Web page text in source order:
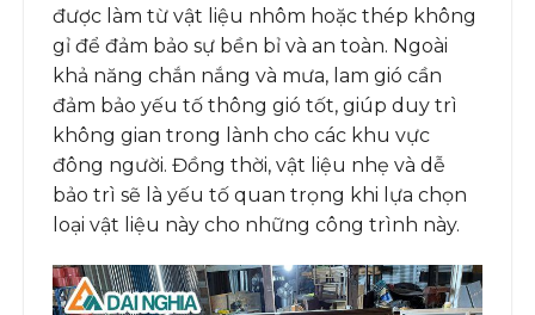
được làm từ vật liệu nhôm hoặc thép không
gỉ để đảm bảo sự bền bỉ và an toàn. Ngoài
khả năng chắn nắng và mưa, lam gió cần
đảm bảo yếu tố thông gió tốt, giúp duy trì
không gian trong lành cho các khu vực
đông người. Đồng thời, vật liệu nhẹ và dễ
bảo trì sẽ là yếu tố quan trọng khi lựa chọn
loại vật liệu này cho những công trình này.